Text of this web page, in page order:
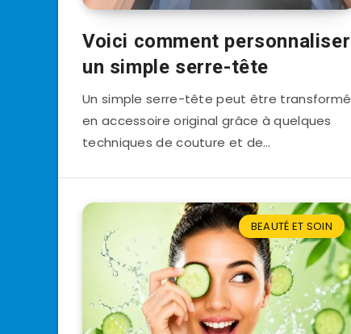
Voici comment personnaliser
un simple serre-tête
Un simple serre-tête peut être transformé
en accessoire original grâce à quelques
techniques de couture et de…
BEAUTÉ ET SOIN